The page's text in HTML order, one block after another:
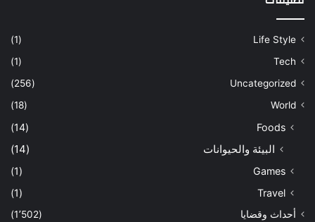
Life Style
(1)
Tech
(1)
Uncategorized
(256)
World
(18)
Foods
(14)
البيئة والحيوانات (14)
Games
(1)
Travel
(1)
أحداث وقضايا
(1٬502)